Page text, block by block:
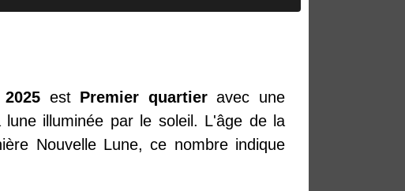
est Premier quartieravec une
illuminée par le soleil. L'âge de la
Nouvelle Lune, ce nombre indique